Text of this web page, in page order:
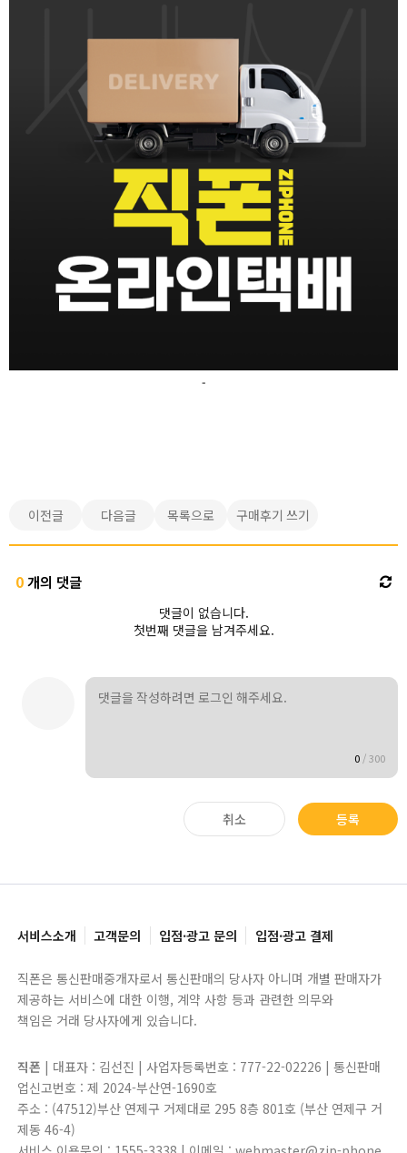
-
이전글 다음글 목록으로 구매후기 쓰기
0개의 댓글
댓글이 없습니다.
첫번째 댓글을 남겨주세요.
0/300
취소 등록
서비스소개 고객문의 입점·광고 문의 입점·광고 결제
직폰은 통신판매중개자로서 통신판매의 당사자 아니며 개별 판매자가
제공하는 서비스에 대한 이행, 계약 사항 등과 관련한 의무와
책임은 거래 당사자에게 있습니다.
직폰 | 대표자 : 김선진 | 사업자등록번호 : 777-22-02226 | 통신판매
업신고번호 : 제 2024-부산연-1690호
주소 : (47512)부산 연제구 거제대로 295 8층 801호 (부산 연제구 거
제동 46-4)